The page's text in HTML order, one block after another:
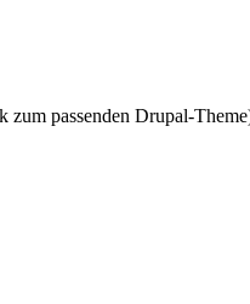
zum passenden Drupal-